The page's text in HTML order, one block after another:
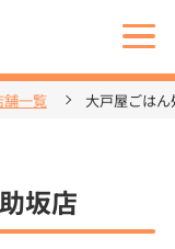
舗一覧 大戸屋ごは
坂店